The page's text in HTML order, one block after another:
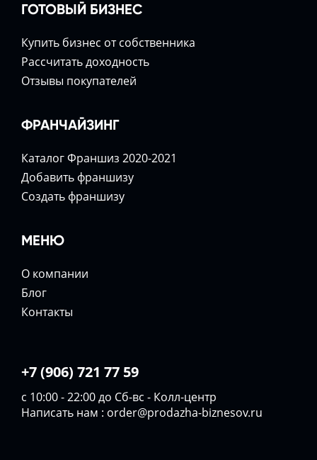
ГОТОВЫЙ БИЗНЕС
Купить бизнес от собственника
Расcчитать доходность
Отзывы покупателей
ФРАНЧАЙЗИНГ
Каталог Франшиз 2020-2021
Добавить франшизу
Создать франшизу
МЕНЮ
О компании
Блог
Контакты
+7 (906) 721 77 59
с 10:00 - 22:00 до Сб-вс - Колл-центр
Написать нам : order@prodazha-biznesov.ru